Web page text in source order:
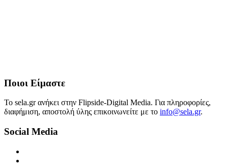
Ποιοι Είμαστε
Το sela.gr ανήκει στην Flipside-Digital Media. Για πληροφορίες,
διαφήμιση, αποστολή ύλης επικοινωνείτε με το info@sela.gr.
Social Media